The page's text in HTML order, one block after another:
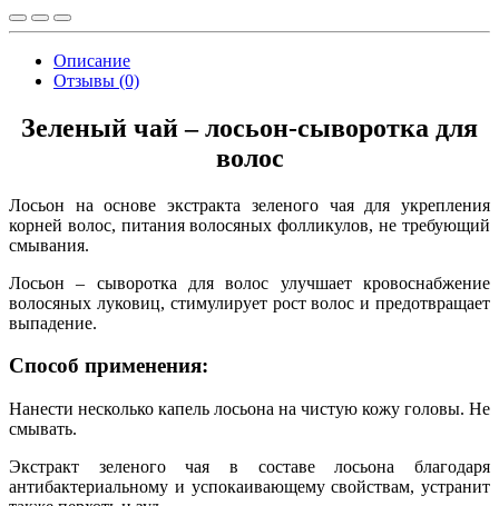
Описание
Отзывы (0)
Зеленый чай – лосьон-сыворотка для
волос
Лосьон на основе экстракта зеленого чая для укрепления
корней волос, питания волосяных фолликулов, не требующий
смывания.
Лосьон – сыворотка для волос улучшает кровоснабжение
волосяных луковиц, стимулирует рост волос и предотвращает
выпадение.
Способ применения:
Нанести несколько капель лосьона на чистую кожу головы. Не
смывать.
Экстракт зеленого чая в составе лосьона благодаря
антибактериальному и успокаивающему свойствам, устранит